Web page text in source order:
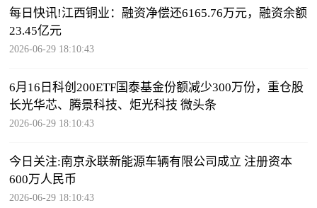
每日快讯!江西铜业：融资净偿还6165.76万元，融资余额
23.45亿元
2026-06-29 18:10:43
6月16日科创200ETF国泰基金份额减少300万份，重仓股
长光华芯、腾景科技、炬光科技 微头条
2026-06-29 18:10:43
今日关注:南京永联新能源车辆有限公司成立 注册资本
600万人民币
2026-06-29 18:10:43